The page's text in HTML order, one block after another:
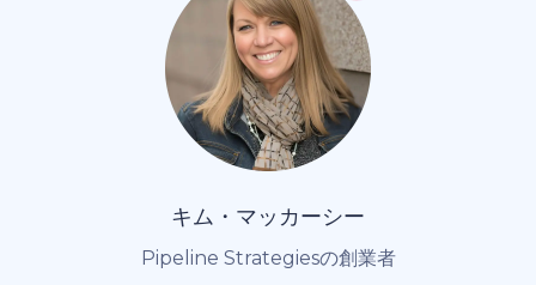
キム・マッカーシー
Pipeline Strategiesの創業者